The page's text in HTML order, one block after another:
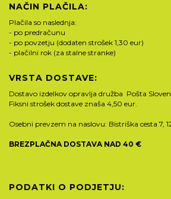
NAČIN PLAČILA:
Plačila so naslednja:
- po predračunu
- po povzetju (dodaten strošek 1,30 eur)
- plačilni rok (za stalne stranke)
VRSTA DOSTAVE:
Dostavo izdelkov opravlja družba Pošta
Fiksni strošek dostave znaša 4,50 eur.
Osebni prevzem na naslovu: Bistriška cesta 7,
BREZPLAČNA DOSTAVA NAD 40 €
PODATKI O PODJETJU: